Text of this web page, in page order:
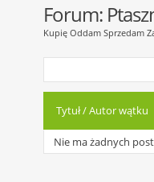
Forum:
Kupię Oddam Sprzedam
Tytuł/Autor wątku
Nie ma żadnych